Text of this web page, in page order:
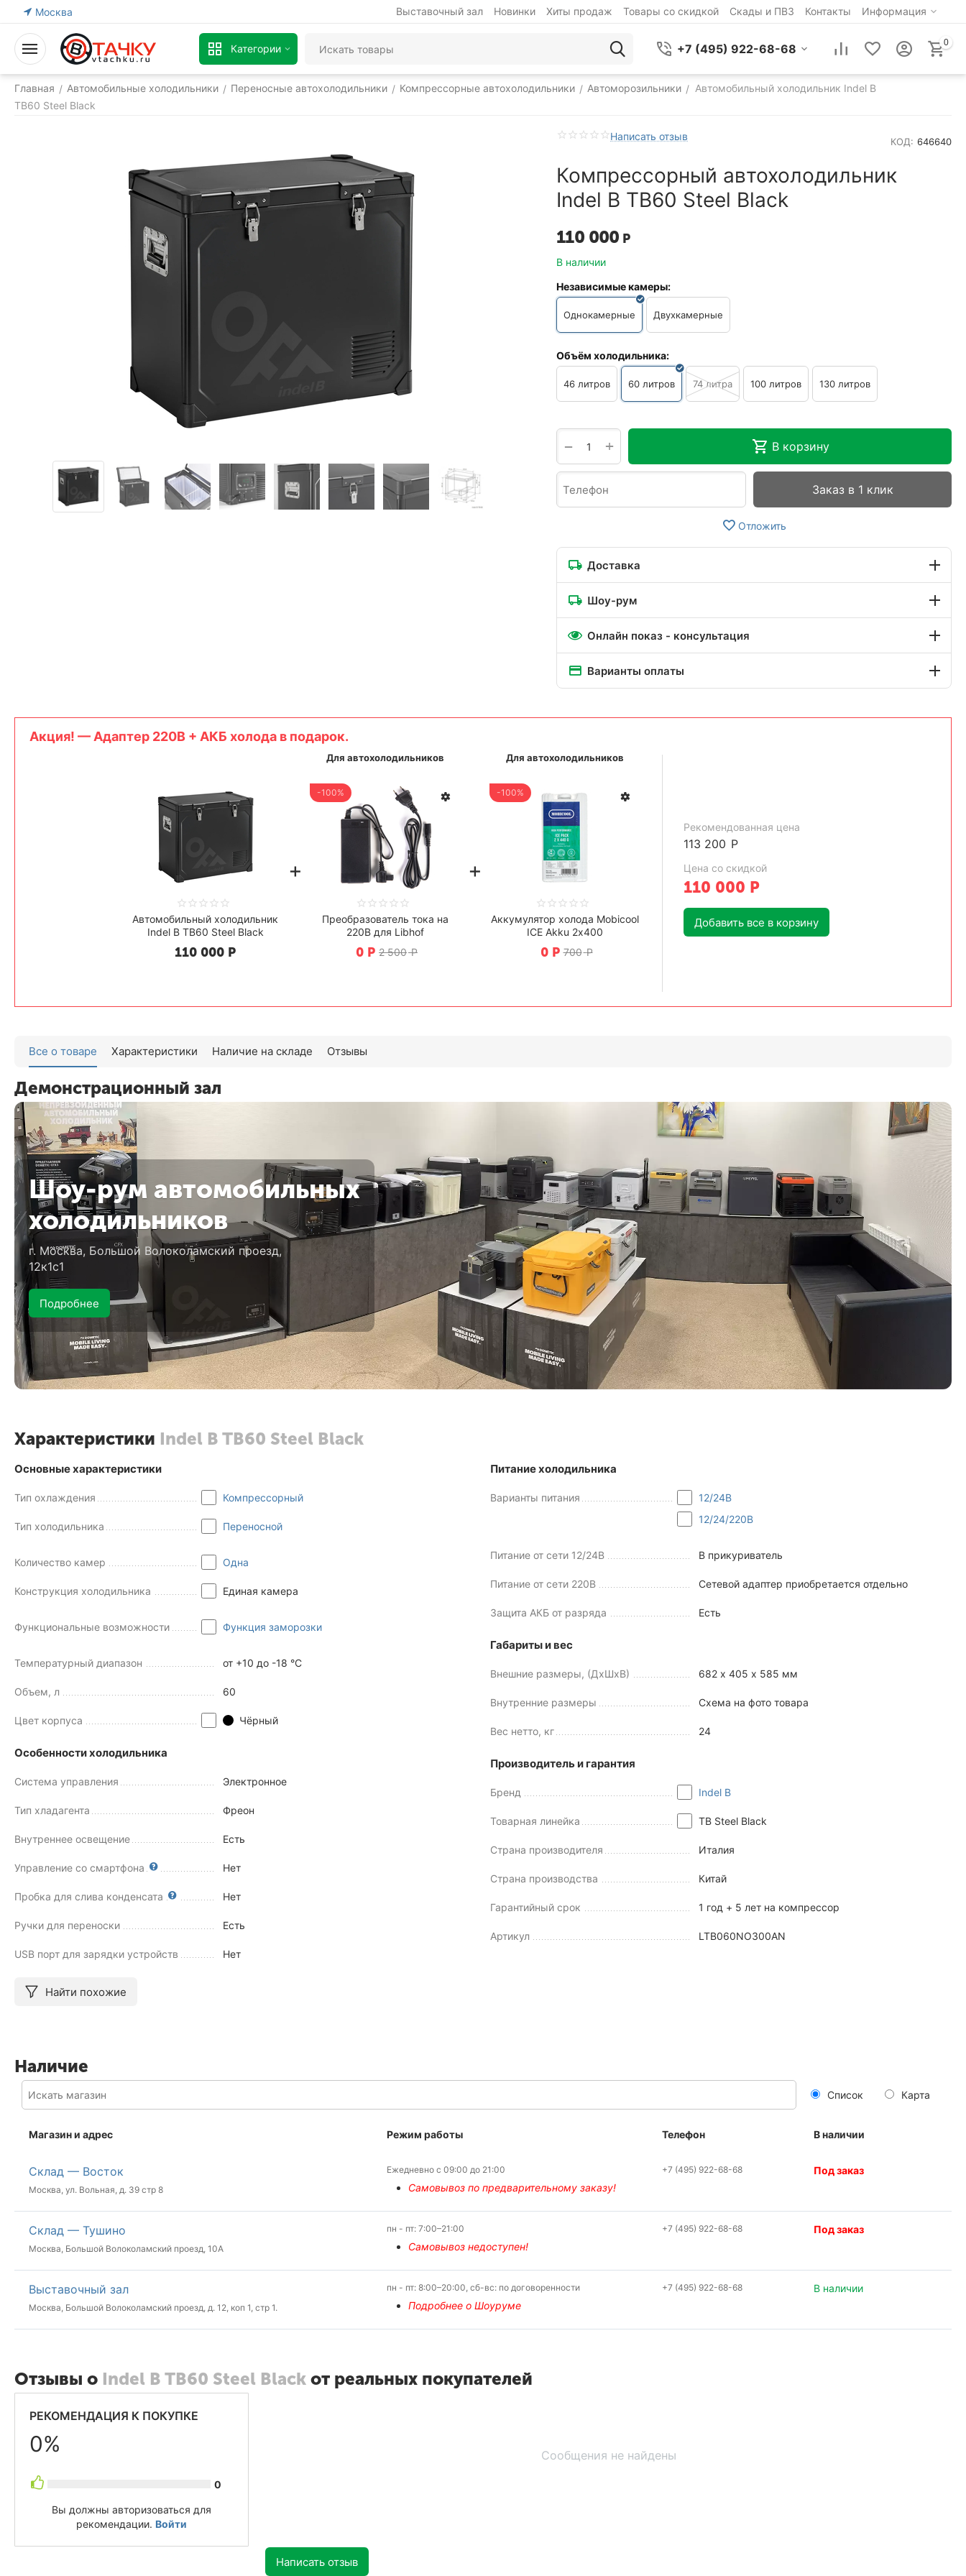
Москва Выставочный зал Новинки Хиты продаж Товары со скидкой Скады и ПВЗ Контакты Информация
Категории +7 (495) 922-68-68 0
Главная / Автомобильные холодильники / Переносные автохолодильники / Компрессорные автохолодильники / Автоморозильники / Автомобильный холодильник Indel B
TB60 Steel Black
Написать отзыв КОД: 646640
Компрессорный автохолодильник
Indel B TB60 Steel Black
110 000 Р
В наличии
Независимые камеры:
Однокамерные Двухкамерные
Объём холодильника:
46 литров 60 литров 74 литра 100 литров 130 литров
+
− В корзину
Заказ в 1 клик
Отложить
Доставка
Шоу-рум
Онлайн показ - консультация
Варианты оплаты
Акция! — Адаптер 220В + АКБ холода в подарок.
Автомобильный холодильник
Indel B TB60 Steel Black
110 000 Р
+
Для автохолодильников
-100%
Преобразователь тока на
220В для Libhof
0 Р 2 500 Р
+
Для автохолодильников
-100%
Аккумулятор холода Mobicool
ICE Akku 2х400
0 Р 700 Р
Рекомендованная цена
113 200 Р
Цена со скидкой
110 000 Р
Добавить все в корзину
Все о товаре Характеристики Наличие на складе Отзывы
Демонстрационный зал
Шоу-рум автомобильных
холодильников
г. Москва, Большой Волоколамский проезд,
12к1с1
Подробнее
Характеристики Indel B TB60 Steel Black
Основные характеристики
Тип охлаждения Компрессорный
Тип холодильника Переносной
Количество камер Одна
Конструкция холодильника Единая камера
Функциональные возможности Функция заморозки
Температурный диапазон от +10 до -18 °C
Объем, л 60
Цвет корпуса Чёрный
Особенности холодильника
Система управления Электронное
Тип хладагента Фреон
Внутреннее освещение Есть
Управление со смартфона Нет
Пробка для слива конденсата Нет
Ручки для переноски Есть
USB порт для зарядки устройств Нет
Питание холодильника
Варианты питания
12/24В
12/24/220В
Питание от сети 12/24В В прикуриватель
Питание от сети 220В Сетевой адаптер приобретается отдельно
Защита АКБ от разряда Есть
Габариты и вес
Внешние размеры, (ДхШхВ) 682 х 405 х 585 мм
Внутренние размеры Схема на фото товара
Вес нетто, кг 24
Производитель и гарантия
Бренд Indel B
Товарная линейка TB Steel Black
Страна производителя Италия
Страна производства Китай
Гарантийный срок 1 год + 5 лет на компрессор
Артикул LTB060NO300AN
Найти похожие
Наличие
Список Карта
Магазин и адрес Режим работы Телефон В наличии
Склад — Восток
Москва, ул. Вольная, д. 39 стр 8
Ежедневно с 09:00 до 21:00
Самовывоз по предварительному заказу!
+7 (495) 922-68-68 Под заказ
Склад — Тушино
Москва, Большой Волоколамский проезд, 10А
пн - пт: 7:00–21:00
Самовывоз недоступен!
+7 (495) 922-68-68 Под заказ
Выставочный зал
Москва, Большой Волоколамский проезд, д. 12, коп 1, стр 1.
пн - пт: 8:00–20:00, сб-вс: по договоренности
Подробнее о Шоуруме
+7 (495) 922-68-68 В наличии
Отзывы о Indel B TB60 Steel Black от реальных покупателей
РЕКОМЕНДАЦИЯ К ПОКУПКЕ
0%
0
Вы должны авторизоваться для
рекомендации. Войти
Сообщения не найдены
Написать отзыв